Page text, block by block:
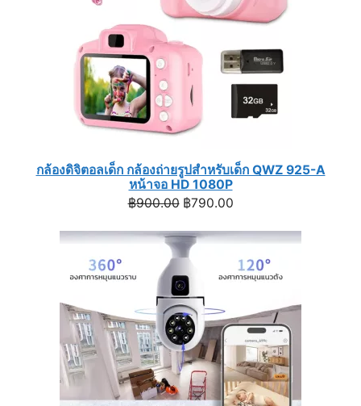
กล้องดิจิตอลเด็ก กล้องถ่ายรูปสำหรับเด็ก QWZ 925-A
หน้าจอ HD 1080P
฿900.00 Original
was:
฿900.00.
฿790.00Current
is:
฿790.00.